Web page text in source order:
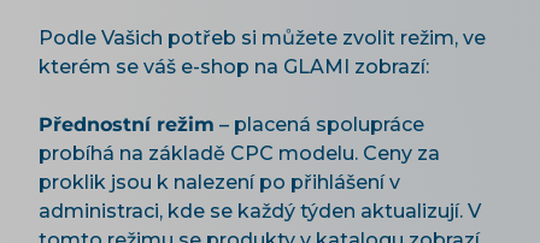
Podle Vašich potřeb si můžete zvolit režim, ve
kterém se váš e-shop na GLAMI zobrazí:
Přednostní režim – placená spolupráce
probíhá na základě CPC modelu. Ceny za
proklik jsou k nalezení po přihlášení v
administraci, kde se každý týden aktualizují. V